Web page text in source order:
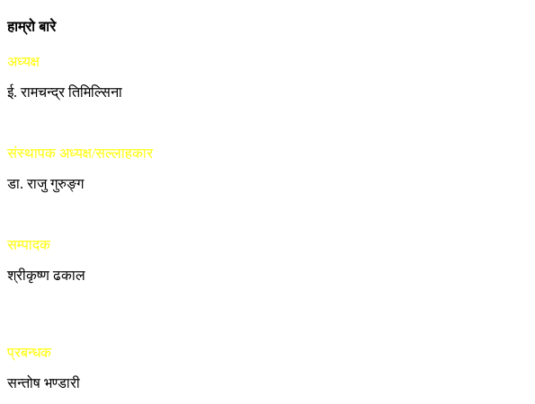
हाम्रो बारे
अध्यक्ष
ई. रामचन्द्र तिमिल्सिना
संस्थापक अध्यक्ष/सल्लाहकार
डा. राजु गुरुङ्ग
सम्पादक
श्रीकृष्ण ढकाल
प्रबन्धक
सन्तोष भण्डारी